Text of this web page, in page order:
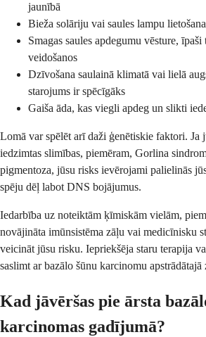
jaunībā
Bieža solāriju vai saules lampu lietošana
Smagas saules apdegumu vēsture,
veidošanos
Dzīvošana saulainā klimatā vai lielā
starojums ir spēcīgāks
Gaiša āda, kas viegli apdeg un slikti
Lomā var spēlēt arī daži ģenētiskie faktori. Ja
iedzimtas slimības, piemēram, Gorlina
pigmentoza, jūsu risks ievērojami palielinās
spēju dēļ labot DNS bojājumus.
Iedarbība uz noteiktām ķīmiskām vielām,
novājināta imūnsistēma zāļu vai medicīnisku
veicināt jūsu risku. Iepriekšēja staru terapija
saslimt ar bazālo šūnu karcinomu apstrādātajā
Kad jāvēršas pie ārsta
karcinomas gadījumā?